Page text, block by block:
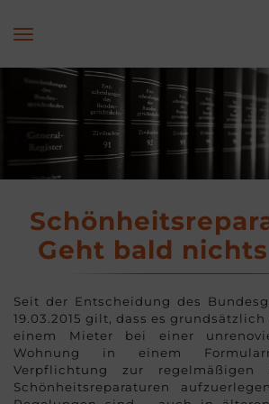
Geht bald
Seit der Entscheidung des
19.03.2015 gilt, dass es
einem Mieter bei einer
Wohnung in einem
Verpflichtung zur regelmäßigen
Schönheitsreparaturen